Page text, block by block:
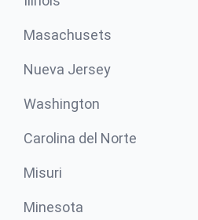
Masachusets
Nueva Jersey
Washington
Carolina del Norte
Misuri
Minesota